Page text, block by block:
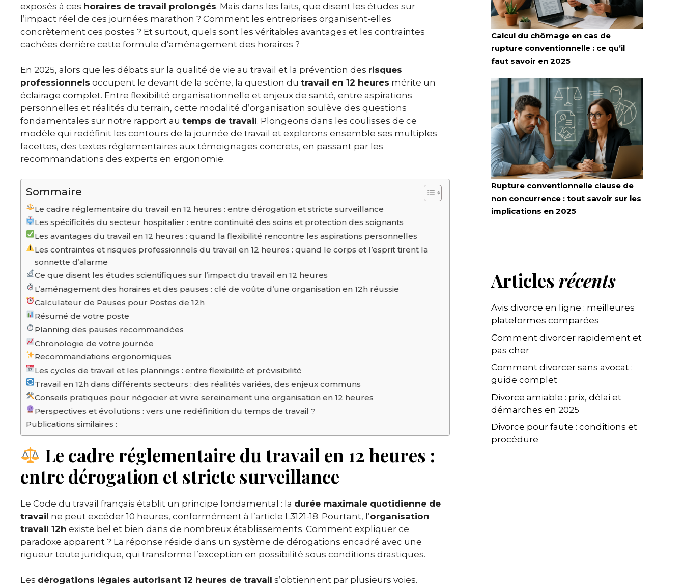
exposés à ces horaires de travail prolongés. Mais dans les faits, que disent les études sur
l’impact réel de ces journées marathon ? Comment les entreprises organisent-elles
concrètement ces postes ? Et surtout, quels sont les véritables avantages et les contraintes
cachées derrière cette formule d’aménagement des horaires ?
En 2025, alors que les débats sur la qualité de vie au travail et la prévention des risques
professionnels occupent le devant de la scène, la question du travail en 12 heures mérite un
éclairage complet. Entre flexibilité organisationnelle et enjeux de santé, entre aspirations
personnelles et réalités du terrain, cette modalité d’organisation soulève des questions
fondamentales sur notre rapport au temps de travail. Plongeons dans les coulisses de ce
modèle qui redéfinit les contours de la journée de travail et explorons ensemble ses multiples
facettes, des textes réglementaires aux témoignages concrets, en passant par les
recommandations des experts en ergonomie.
Sommaire
Le cadre réglementaire du travail en 12 heures : entre dérogation et stricte surveillance
Les spécificités du secteur hospitalier : entre continuité des soins et protection des soignants
Les avantages du travail en 12 heures : quand la flexibilité rencontre les aspirations personnelles
Les contraintes et risques professionnels du travail en 12 heures : quand le corps et l’esprit tirent la
sonnette d’alarme
Ce que disent les études scientifiques sur l’impact du travail en 12 heures
L’aménagement des horaires et des pauses : clé de voûte d’une organisation en 12h réussie
Calculateur de Pauses pour Postes de 12h
Résumé de votre poste
Planning des pauses recommandées
Chronologie de votre journée
Recommandations ergonomiques
Les cycles de travail et les plannings : entre flexibilité et prévisibilité
Travail en 12h dans différents secteurs : des réalités variées, des enjeux communs
Conseils pratiques pour négocier et vivre sereinement une organisation en 12 heures
Perspectives et évolutions : vers une redéfinition du temps de travail ?
Publications similaires :
Le cadre réglementaire du travail en 12 heures :
entre dérogation et stricte surveillance
Le Code du travail français établit un principe fondamental : la durée maximale quotidienne de
travail ne peut excéder 10 heures, conformément à l’article L3121-18. Pourtant, l’organisation
travail 12h existe bel et bien dans de nombreux établissements. Comment expliquer ce
paradoxe apparent ? La réponse réside dans un système de dérogations encadré avec une
rigueur toute juridique, qui transforme l’exception en possibilité sous conditions drastiques.
Les dérogations légales autorisant 12 heures de travail s’obtiennent par plusieurs voies.
Calcul du chômage en cas de
rupture conventionnelle : ce qu’il
faut savoir en 2025
Rupture conventionnelle clause de
non concurrence : tout savoir sur les
implications en 2025
Articles récents
Avis divorce en ligne : meilleures
plateformes comparées
Comment divorcer rapidement et
pas cher
Comment divorcer sans avocat :
guide complet
Divorce amiable : prix, délai et
démarches en 2025
Divorce pour faute : conditions et
procédure